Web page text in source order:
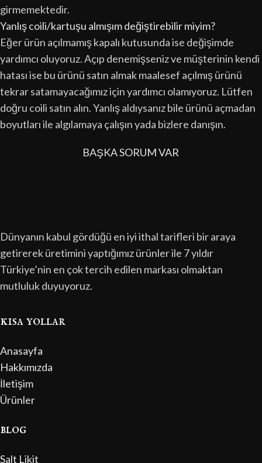
girmemektedir.
Yanlış coili/kartuşu almışım değiştirebilir miyim?
Eğer ürün açılmamış kapalı kutusunda ise değişimde
yardımcı oluyoruz. Açıp denemişseniz ve müşterinin kendi
hatası ise bu ürünü satın almak maalesef açılmış ürünü
tekrar satamayacağımız için yardımcı olamıyoruz. Lütfen
doğru coili satın alın. Yanlış aldıysanız bile ürünü açmadan
boyutları ile algılamaya çalışın yada bizlere danışın.
BAŞKA SORUM VAR
Dünyanın kabul gördüğü en iyi ithal tarifleri bir araya
getirerek üretimini yaptığımız ürünler ile 7 yıldır
Türkiye’nin en çok tercih edilen markası olmaktan
mutluluk duyuyoruz.
kısa yollar
Anasayfa
Hakkımızda
İletişim
Ürünler
blog
Salt Likit